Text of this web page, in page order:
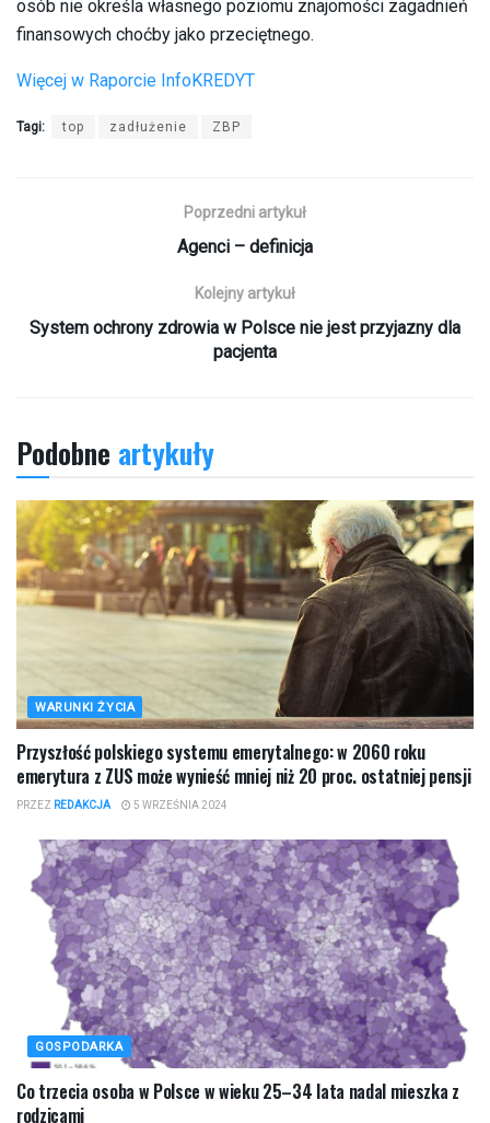
osób nie określa własnego poziomu znajomości zagadnień
finansowych choćby jako przeciętnego.
Więcej w Raporcie InfoKREDYT
Tagi: top zadłużenie ZBP
Poprzedni artykuł
Agenci – definicja
Kolejny artykuł
System ochrony zdrowia w Polsce nie jest przyjazny dla
pacjenta
Podobne artykuły
WARUNKI ŻYCIA
Przyszłość polskiego systemu emerytalnego: w 2060 roku
emerytura z ZUS może wynieść mniej niż 20 proc. ostatniej pensji
PRZEZ REDAKCJA 5 WRZEŚNIA 2024
GOSPODARKA
Co trzecia osoba w Polsce w wieku 25–34 lata nadal mieszka z
rodzicami